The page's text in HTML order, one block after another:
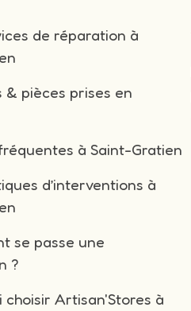
de réparation à
pièces prises en
à Saint-Gratien
d’interventions à
se passe une
?
Artisan'Stores à